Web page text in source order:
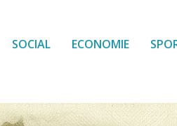
SOCIAL ECONOMIE